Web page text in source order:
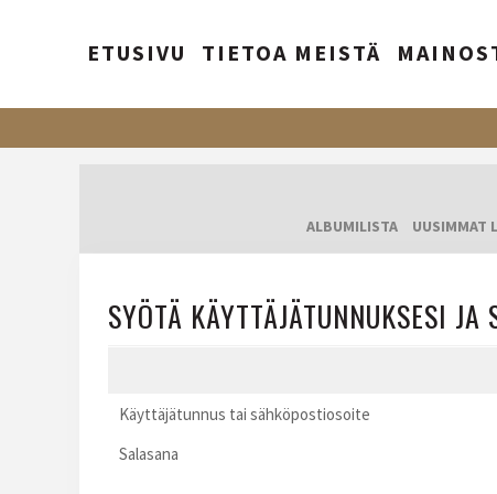
ETUSIVU TIETOA MEISTÄ
ALBUMILISTA
UUSIMMAT
SYÖTÄ KÄYTTÄJÄTUNNUKSESI
Käyttäjätunnus tai sähköpostiosoite
Salasana